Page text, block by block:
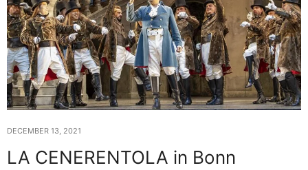
DECEMBER 13, 2021
LA CENERENTOLA in Bonn